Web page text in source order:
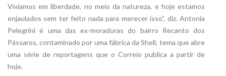
Vivíamos em liberdade, no meio da natureza, e hoje estamos
enjaulados sem ter feito nada para merecer isso”, diz. Antonia
Pelegrini é uma das ex-moradoras do bairro Recanto dos
Pássaros, contaminado por uma fábrica da Shell, tema que abre
uma série de reportagens que o Correio publica a partir de
hoje.